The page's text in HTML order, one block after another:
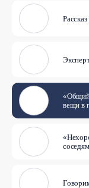
«Общий
вещи в